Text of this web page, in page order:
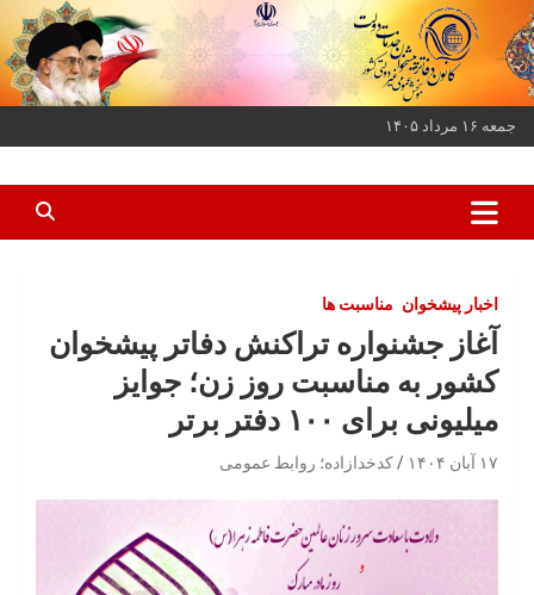
به
محتوا
بروید
جمعه ۱۶ مرداد ۱۴۰۵
کانون دفاتر پیشخوان
اخبار پیشخوان مناسبت ها
آغاز جشنواره تراکنش دفاتر پیشخوان
کشور به مناسبت روز زن؛ جوایز
میلیونی برای ۱۰۰ دفتر برتر
۱۷ آبان ۱۴۰۴ کدخدازاده؛ روابط عمومی